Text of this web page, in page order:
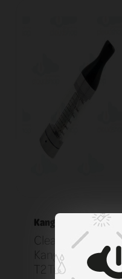
Kangertech
Clearomizer
KangerTech EGO
T2 Transparent